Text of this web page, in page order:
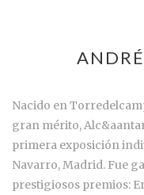
Nacido en
gran mérito,
primera exposición
Navarro, Madrid. Fue
prestigiosos premios: